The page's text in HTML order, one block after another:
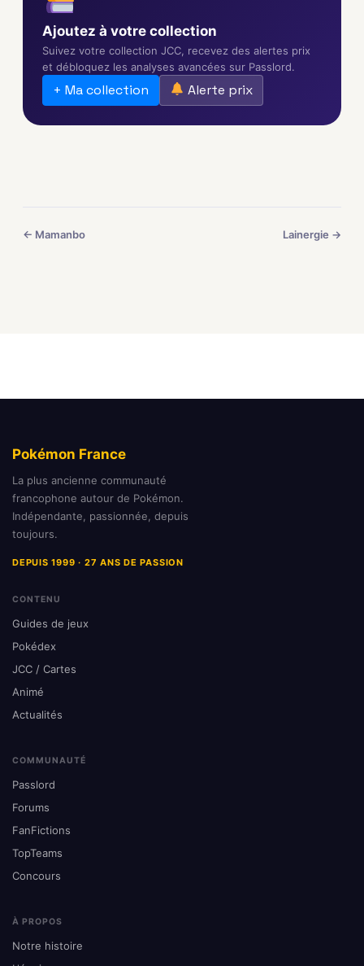
Ajoutez à votre collection
Suivez votre collection JCC, recevez des alertes prix
et débloquez les analyses avancées sur Passlord.
+ Ma collection Alerte prix
← Mamanbo Lainergie →
Pokémon France
La plus ancienne communauté
francophone autour de Pokémon.
Indépendante, passionnée, depuis
toujours.
DEPUIS 1999 · 27 ANS DE PASSION
CONTENU
Guides de jeux
Pokédex
JCC / Cartes
Animé
Actualités
COMMUNAUTÉ
Passlord
Forums
FanFictions
TopTeams
Concours
À PROPOS
Notre histoire